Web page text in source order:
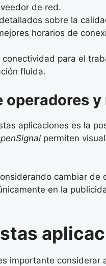
de red.
sobre la
horarios de
para el
fluida.
aplicaciones es la
permiten
cambiar
en la
importante